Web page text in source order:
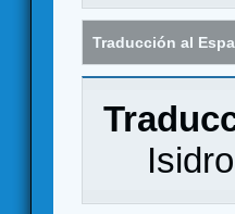
Traducción al